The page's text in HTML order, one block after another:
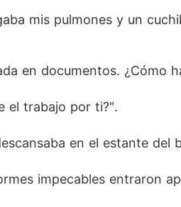
mis pulmones y un
en documentos. ¿Cómo
el trabajo por ti?".
en el estante del
impecables entraron